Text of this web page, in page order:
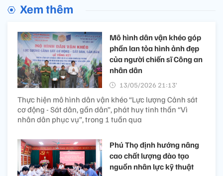
Xem thêm
Mô hình dân vận khéo góp
phần lan tỏa hình ảnh đẹp
của người chiến sĩ Công an
nhân dân
13/05/2026 21:13’
Thực hiện mô hình dân vận khéo “Lực lượng Cảnh sát
cơ động - Sát dân, gần dân”, phát huy tinh thần “Vì
nhân dân phục vụ”, trong 1 tuần qua
Phú Thọ định hướng nâng
cao chất lượng đào tạo
nguồn nhân lực kỹ thuật